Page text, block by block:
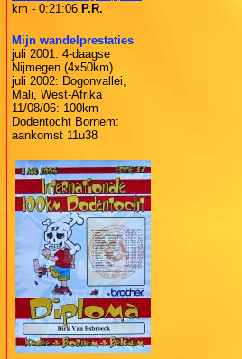
km - 0:21:06 P.R.
Mijn wandelprestaties
juli 2001: 4-daagse
Nijmegen (4x50km)
juli 2002: Dogonvallei,
Mali, West-Afrika
11/08/06: 100km
Dodentocht Bornem:
aankomst 11u38